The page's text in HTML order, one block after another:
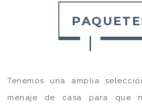
Tenemos una amplia
menaje de casa para que